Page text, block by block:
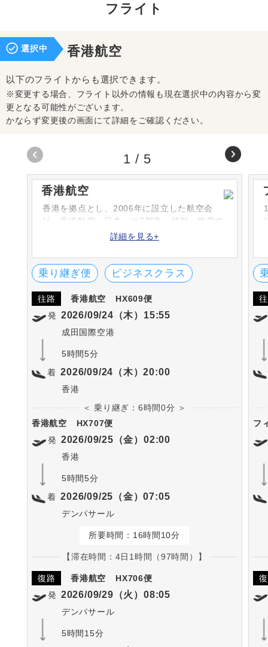
フライト
選択中 香港航空
以下のフライトからも選択できます。
※変更する場合、フライト以外の情報も現在選択中の内容から変
更となる可能性がございます。
かならず変更後の画面にて詳細をご確認ください。
香港航空
香港を拠点とし、2006年に設立した航空会
社・香港航空。日本へは7都市へ就航、世界で
40都市以上へ運航しています。航空会社のロ
クをイメージしています。
詳細を見る+
乗り継ぎ便 ビジネスクラス
往路 香港航空
HX609便
発 2026/09/24（木）15:55
成田国際空港
5時間5分
着 2026/09/24（木）20:00
香港
＜ 乗り継ぎ：6時間0分 ＞
香港航空
HX707便
発 2026/09/25（金）02:00
香港
5時間5分
着 2026/09/25（金）07:05
デンパサール
所要時間：16時間10分
【滞在時間：4日1時間（97時間）】
復路 香港航空
HX706便
発 2026/09/29（火）08:05
デンパサール
5時間15分
フ
1 / 5